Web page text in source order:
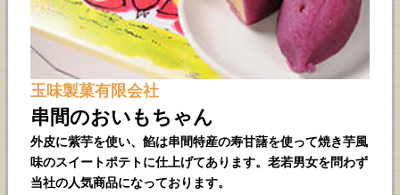
玉味製菓有限会社
串間のおいもちゃん
外皮に紫芋を使い、餡は串間特産の寿甘藷を使って焼き芋風
味のスイートポテトに仕上げてあります。老若男女を問わず
当社の人気商品になっております。